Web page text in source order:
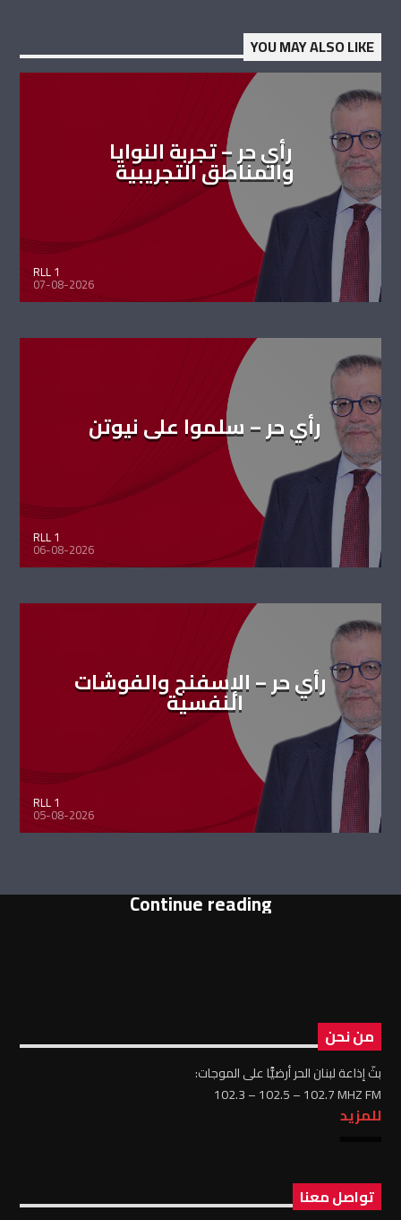
YOU MAY ALSO LIKE
رأي حر – تجربة النوايا
والمناطق التجريبية
RLL 1
07-08-2026
رأي حر – سلموا على نيوتن
RLL 1
06-08-2026
رأي حر – الإسفنج والفوشات
النفسية
RLL 1
05-08-2026
Continue reading
من نحن
بثّ إذاعة لبنان الحر أرضيًّا على الموجات:
102.3 – 102.5 – 102.7 MHZ FM
للمزيد
تواصل معنا